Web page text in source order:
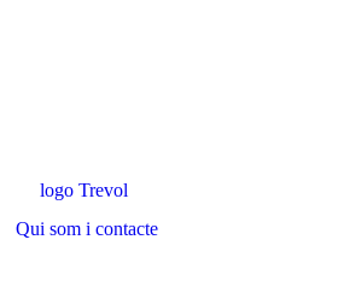
Qui som i contacte